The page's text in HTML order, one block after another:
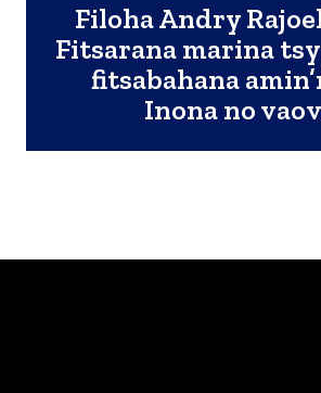
Filoha Andry
Fitsarana marina
fitsabahana
Inona no